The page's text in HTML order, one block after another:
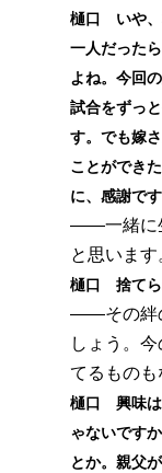
樋口 いや、
一人だった
よね。今回
試合をずっ
す。でも嫁
ことができ
に、感謝です
――一緒に
と思います
樋口 捨てら
――その絆
しょう。
てるものも
樋口 興味は
ゃないです
とか。親父